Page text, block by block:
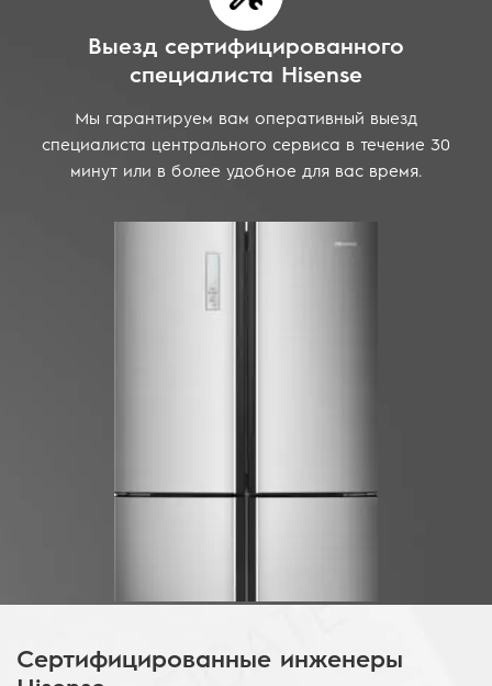
Выезд сертифицированного
специалиста Hisense
Мы гарантируем вам оперативный выезд
специалиста центрального сервиса в течение 30
минут или в более удобное для вас время.
Сертифицированные инженеры